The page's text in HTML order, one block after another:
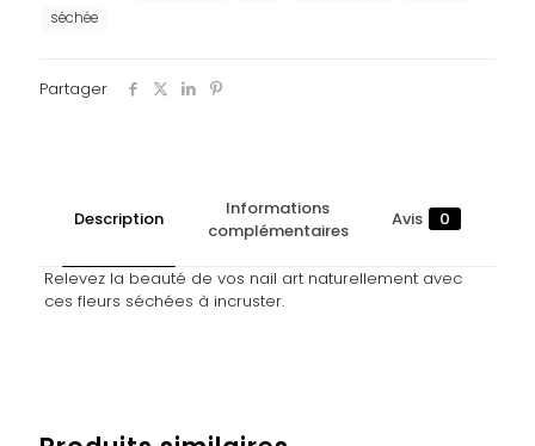
séchée
Partager
Description
Informations
complémentaires
Avis 0
Relevez la beauté de vos nail art naturellement avec
ces fleurs séchées à incruster.